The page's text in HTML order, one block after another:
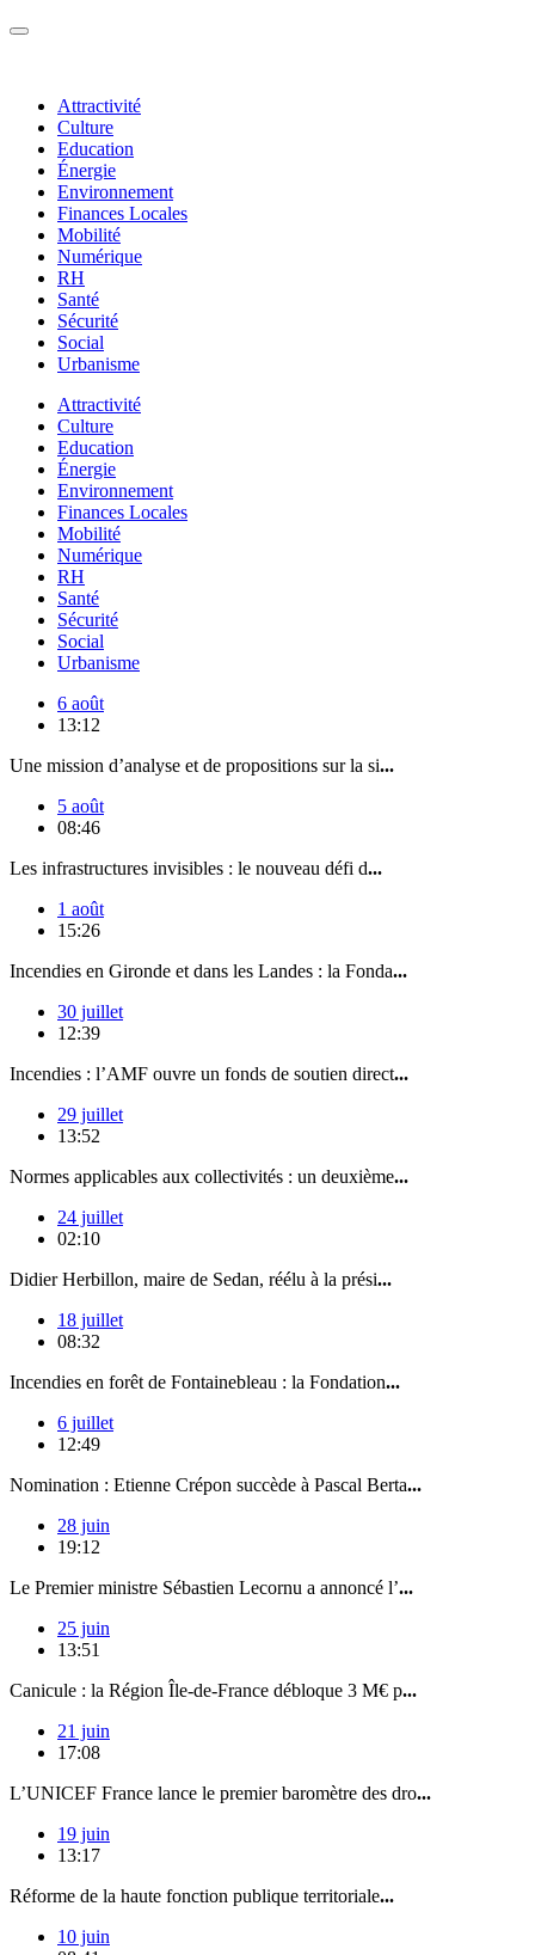
Attractivité
Culture
Education
Énergie
Environnement
Finances Locales
Mobilité
Numérique
RH
Santé
Sécurité
Social
Urbanisme
Attractivité
Culture
Education
Énergie
Environnement
Finances Locales
Mobilité
Numérique
RH
Santé
Sécurité
Social
Urbanisme
6 août
13:12
Une mission d’analyse et de propositions sur la si...
5 août
08:46
Les infrastructures invisibles : le nouveau défi d...
1 août
15:26
Incendies en Gironde et dans les Landes : la Fonda...
30 juillet
12:39
Incendies : l’AMF ouvre un fonds de soutien direct...
29 juillet
13:52
Normes applicables aux collectivités : un deuxième...
24 juillet
02:10
Didier Herbillon, maire de Sedan, réélu à la prési...
18 juillet
08:32
Incendies en forêt de Fontainebleau : la Fondation...
6 juillet
12:49
Nomination : Etienne Crépon succède à Pascal Berta...
28 juin
19:12
Le Premier ministre Sébastien Lecornu a annoncé l’...
25 juin
13:51
Canicule : la Région Île-de-France débloque 3 M€ p...
21 juin
17:08
L’UNICEF France lance le premier baromètre des dro...
19 juin
13:17
Réforme de la haute fonction publique territoriale...
10 juin